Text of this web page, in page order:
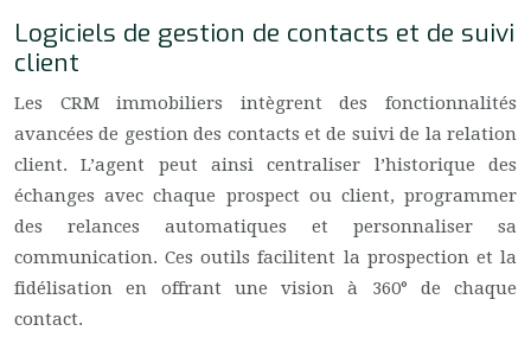
Logiciels de gestion de contacts et de suivi
client
Les CRM immobiliers intègrent des fonctionnalités
avancées de gestion des contacts et de suivi de la relation
client. L’agent peut ainsi centraliser l’historique des
échanges avec chaque prospect ou client, programmer
des relances automatiques et personnaliser sa
communication. Ces outils facilitent la prospection et la
fidélisation en offrant une vision à 360° de chaque
contact.